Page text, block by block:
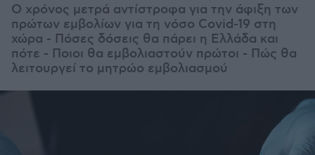
Ο χρόνος μετρά αντίστροφα για την άφιξη των
πρώτων εμβολίων για τη νόσο Covid-19 στη
χώρα - Πόσες δόσεις θα πάρει η Ελλάδα και
πότε - Ποιοι θα εμβολιαστούν πρώτοι - Πώς θα
λειτουργεί το μητρώο εμβολιασμού